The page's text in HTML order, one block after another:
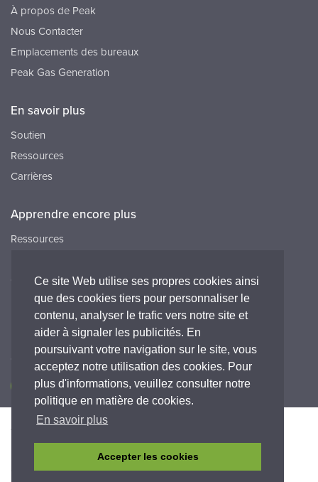
Ce site Web utilise ses propres cookies ainsi
que des cookies tiers pour personnaliser le
contenu, analyser le trafic vers notre site et
aider à signaler les publicités. En
poursuivant votre navigation sur le site, vous
acceptez notre utilisation des cookies. Pour
plus d'informations, veuillez consulter notre
politique en matière de cookies.
En savoir plus
Accepter les cookies
À propos de Peak
Nous Contacter
Emplacements des bureaux
Peak Gas Generation
En savoir plus
Soutien
Ressources
Carrières
Apprendre encore plus
Ressources
Carrières
Peak HQ tel:+44 141 812 8100
Peak FR tel:+33 (0)1 64 86 29 82
Connectez-vous avec nous
Accessibilité Politique de Confidentialité
Déclaration de garantie
Termes et conditions
© Copyright 2026 Peak Scientific Instruments. All rights